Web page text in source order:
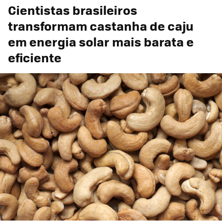
Cientistas brasileiros
transformam castanha de caju
em energia solar mais barata e
eficiente